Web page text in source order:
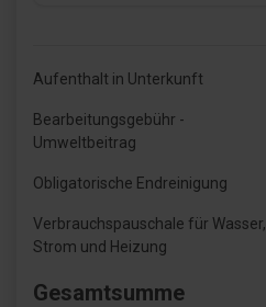
Aufenthalt in Unterkunft
Bearbeitungsgebühr -
Umweltbeitrag
Obligatorische Endreinigung
Verbrauchspauschale für Wasser,
Strom und Heizung
Gesamtsumme